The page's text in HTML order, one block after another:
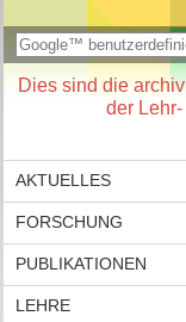
Dies sind die
der
AKTUELLES
FORSCHUNG
PUBLIKATIONEN
LEHRE